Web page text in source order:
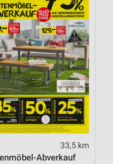
33,5 km
Abverkauf
von